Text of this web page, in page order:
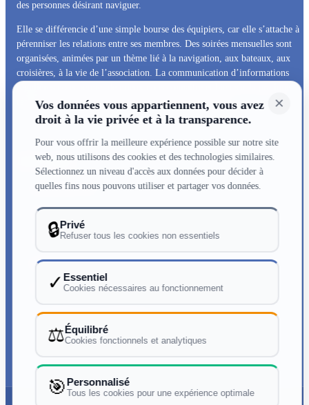
des personnes désirant naviguer.
Elle se différencie d’une simple bourse des équipiers, car elle s’attache à
pérenniser les relations entre ses membres. Des soirées mensuelles sont
organisées, animées par un thème lié à la navigation, aux bateaux, aux
croisières, à la vie de l’association. La communication d’informations
régulières nous permet de mieux nous connaitre et bien sûr la pratique
répétée de croisières est le cœur de vie de l’association.
Infos utiles
Qui sommes nous
Adhésions & renouvellement
Contactez-nous
Mentions légales
Politique de confidentialité
Les cookies et leurs importances
×
Vos données vous appartiennent, vous avez
droit à la vie privée et à la transparence.
Pour vous offrir la meilleure expérience possible sur notre site
web, nous utilisons des cookies et des technologies similaires.
Sélectionnez un niveau d'accès aux données pour décider à
quelles fins nous pouvons utiliser et partager vos données.
🔒Privé
Refuser tous les cookies non essentiels
✓ Essentiel
Cookies nécessaires au fonctionnement
⚖️Équilibré
Cookies fonctionnels et analytiques
🎯Personnalisé
Tous les cookies pour une expérience optimale